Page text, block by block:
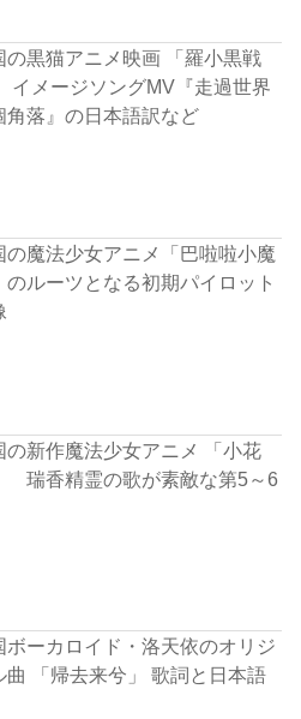
の黒猫アニメ映画 「羅小黒戦
イメージソングMV『走過世界
角落』の日本語訳など
の魔法少女アニメ「巴啦啦小魔
のルーツとなる初期パイロット
の新作魔法少女アニメ 「小花
瑞香精霊の歌が素敵な第5～6
ボーカロイド・洛天依のオリジ
曲 「帰去来兮」 歌詞と日本語